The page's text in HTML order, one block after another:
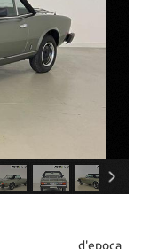
×
d'epoca